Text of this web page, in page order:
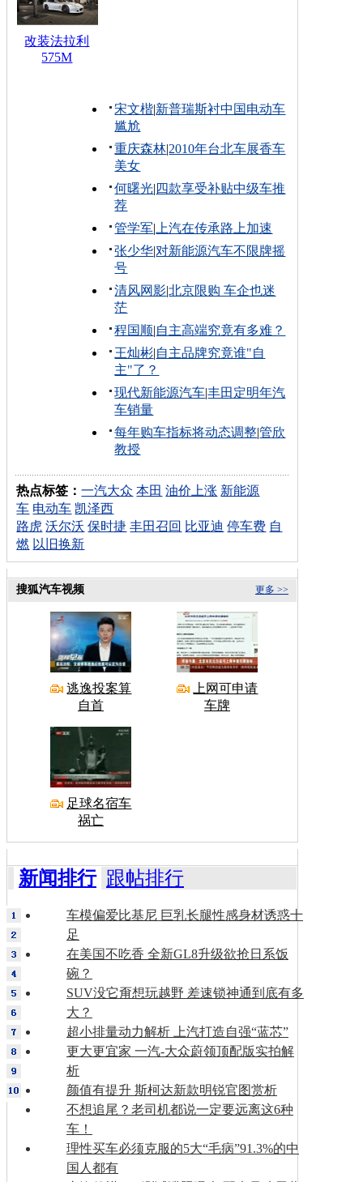
改装法拉利
575M
宋文楷|新普瑞斯衬中国电动车
尴尬
重庆森林|2010年台北车展香车
美女
何曙光| 四款享受补贴中级车推
荐
管学军| 上汽在传承路上加速
张少华|对新能源汽车不限牌摇
号
清风网影|北京限购 车企也迷
茫
程国顺|自主高端究竟有多难？
王灿彬|自主品牌究竟谁"自
主"了？
现代新能源汽车|丰田定明年汽
车销量
每年购车指标将动态调整|管欣
教授
热点标签：一汽大众 本田 油价上涨 新能源
车 电动车 凯泽西
路虎 沃尔沃 保时捷 丰田召回 比亚迪 停车费 自
燃 以旧换新
更多 >>
搜狐汽车视频
逃逸投案算
自首
上网可申请
车牌
足球名宿车
祸亡
新闻排行 跟帖排行
车模偏爱比基尼 巨乳长腿性感身材诱惑十
足
在美国不吃香 全新GL8升级欲抢日系饭
碗？
SUV没它甭想玩越野 差速锁神通到底有多
大？
超小排量动力解析 上汽打造自强“蓝芯”
更大更宜家 一汽-大众蔚领顶配版实拍解
析
颜值有提升 斯柯达新款明锐官图赏析
不想追尾？老司机都说一定要远离这6种
车！
理性买车必须克服的5大“毛病”91.3%的中
国人都有